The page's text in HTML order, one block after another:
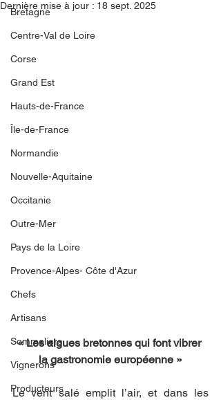
Bretagne
Centre-Val de Loire
Corse
Grand Est
Hauts-de-France
Île-de-France
Normandie
Nouvelle-Aquitaine
Occitanie
Outre-Mer
Pays de la Loire
Provence-Alpes- Côte d'Azur
Chefs
Artisans
Sommeliers
Vignerons
Producteurs
Dernière mise à jour : 18 sept. 2025
« Les algues bretonnes qui font vibrer
la gastronomie européenne »
Le vent salé emplit l’air, et dans les